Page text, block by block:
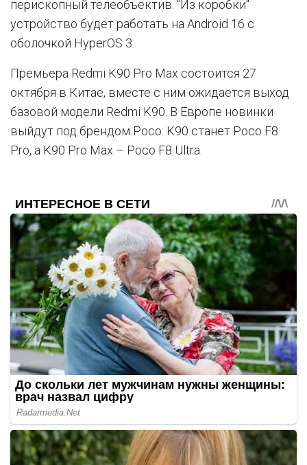
перископный телеобъектив. "Из коробки"
устройство будет работать на Android 16 с
оболочкой HyperOS 3.
Премьера Redmi K90 Pro Max состоится 27
октября в Китае, вместе с ним ожидается выход
базовой модели Redmi K90. В Европе новинки
выйдут под брендом Poco: K90 станет Poco F8
Pro, а K90 Pro Max – Poco F8 Ultra.